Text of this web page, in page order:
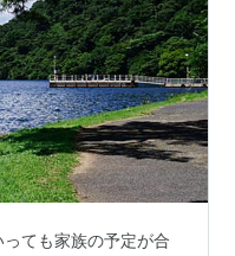
ても家族の予定が合